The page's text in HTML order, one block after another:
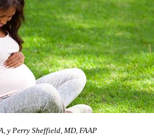
y Perry Sheffield, MD, FAAP